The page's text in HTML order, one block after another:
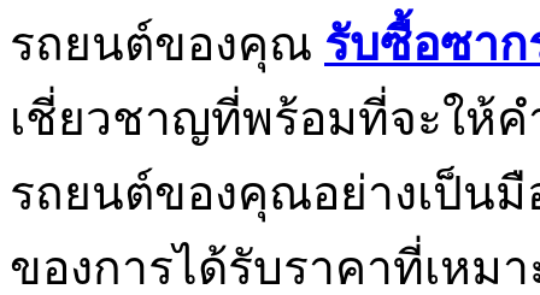
รถยนต์ของคุณ รับซื้อซาก
เชี่ยวชาญที่พร้อมที่จะให้ค
รถยนต์ของคุณอย่างเป็นมื
ของการได้รับราคาที่เหม